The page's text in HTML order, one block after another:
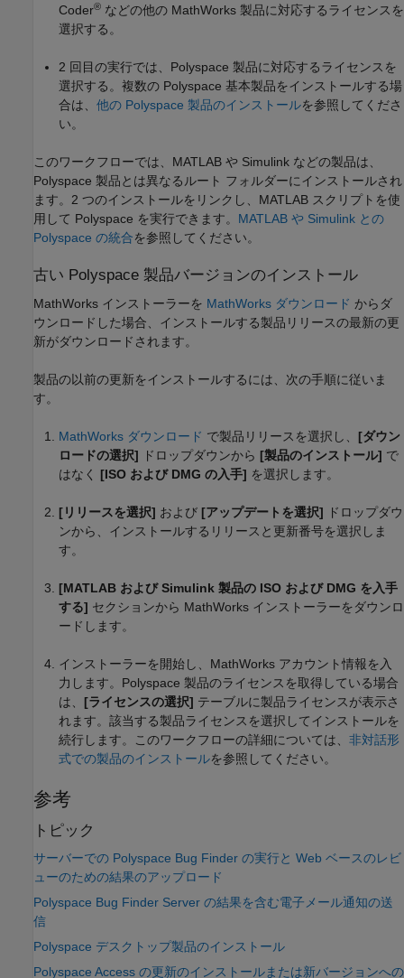
Coder® などの他の MathWorks 製品に対応するライセンスを
選択する。
2 回目の実行では、Polyspace 製品に対応するライセンスを
選択する。複数の Polyspace 基本製品をインストールする場
合は、 他の Polyspace 製品のインストールを参照してくださ
い。
このワークフローでは、MATLAB や Simulink などの製品は、
Polyspace 製品とは異なるルート フォルダーにインストールされ
ます。2 つのインストールをリンクし、MATLAB スクリプトを使
用して Polyspace を実行できます。 MATLAB や Simulink との
Polyspace の統合を参照してください。
古い Polyspace 製品バージョンのインストール
MathWorks インストーラーを MathWorks ダウンロード からダ
ウンロードした場合、インストールする製品リリースの最新の更
新がダウンロードされます。
製品の以前の更新をインストールするには、次の手順に従いま
す。
MathWorks ダウンロード で製品リリースを選択し、 [ダウン
ロードの選択] ドロップダウンから [製品のインストール] で
はなく [ISO および DMG の入手] を選択します。
[リリースを選択] および [アップデートを選択] ドロップダウ
ンから、インストールするリリースと更新番号を選択しま
す。
[MATLAB および Simulink 製品の ISO および DMG を入手
する] セクションから MathWorks インストーラーをダウンロ
ードします。
インストーラーを開始し、MathWorks アカウント情報を入
力します。Polyspace 製品のライセンスを取得している場合
は、 [ライセンスの選択] テーブルに製品ライセンスが表示さ
れます。該当する製品ライセンスを選択してインストールを
続行します。このワークフローの詳細については、 非対話形
式での製品のインストールを参照してください。
参考
トピック
サーバーでの Polyspace Bug Finder の実行と Web ベースのレビ
ューのための結果のアップロード
Polyspace Bug Finder Server の結果を含む電子メール通知の送
信
Polyspace デスクトップ製品のインストール
Polyspace Access の更新のインストールまたは新バージョンへの